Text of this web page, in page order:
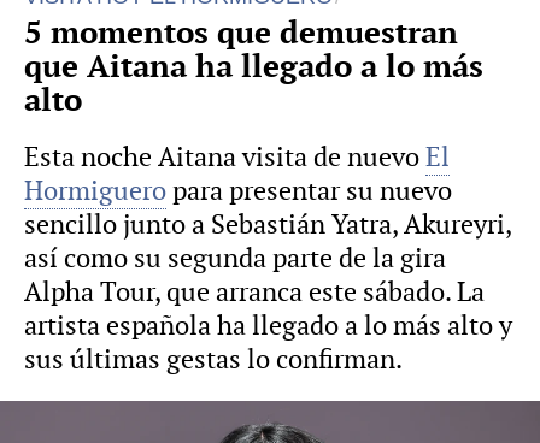
5 momentos que demuestran
que Aitana ha llegado a lo más
alto
Esta noche Aitana visita de nuevoEl
Hormigueropara presentar su nuevo
sencillo junto a Sebastián Yatra, Akureyri,
así como su segunda parte de la gira
Alpha Tour, que arranca este sábado. La
artista española ha llegado a lo más alto y
sus últimas gestas lo confirman.